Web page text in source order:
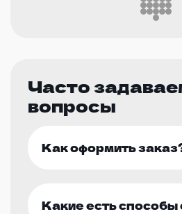
Часто
вопросы
Как оформить
Какие есть